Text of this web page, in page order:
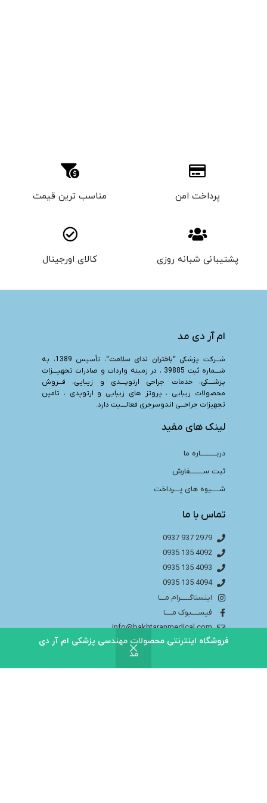
فروشگاه اینترنتی محصولات مهندسی پزشکی ام آر دی
مد
پرداخت امن مناسب ترین قیمت
پشتیبانی شبانه روزی کالای اورجینال
ام آر دی مد
شـــرکت پزشکی “باختران ندای سلامت
“، تأسیس 1389، به
شــــماره ثبت 39885 ، در زمینه واردات و صادرات تجهیــــزات
پزشــــکی، خدمات جراحی ارتوپــــدی و زیبایی، فـــروش
محصولات زیبایی ، پروتز های زیبایی و ارتوپدی ، تامین
تجهیزات جراحـــی اندوسرجری فعالــــیت دارد.
لینک های مفید
دربـــــــــاره ما
ثبت ســـــــفارش
شــــیوه های پـــرداخت
تماس با ما
2979 937 0937
4092 135 0935
4093 135 0935
4094 135 0935
اینستاگـــــرام مـــا
فیســــبوک مــــا
info@bakhtaranmedical.com